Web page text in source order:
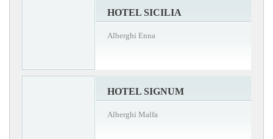
HOTEL SICILIA
Alberghi Enna
HOTEL SIGNUM
Alberghi Malfa